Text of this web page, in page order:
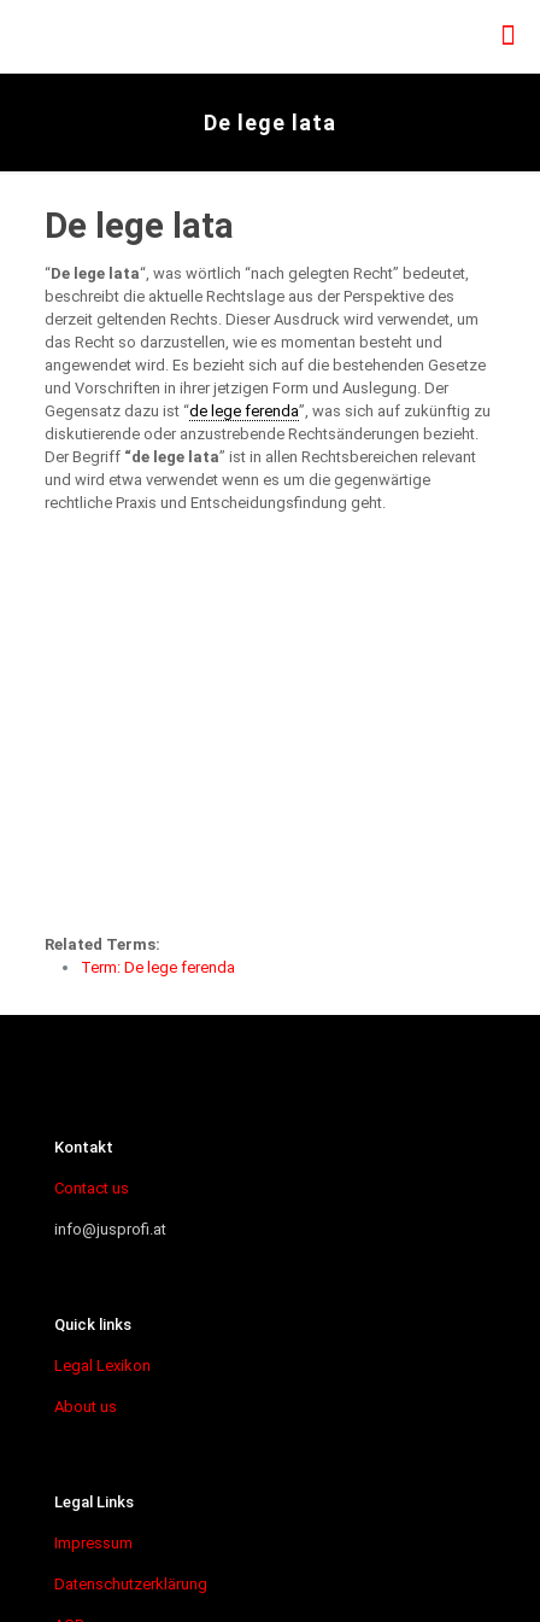
De lege lata
De lege lata
“De lege lata“, was wörtlich “nach gelegten Recht” bedeutet,
beschreibt die aktuelle Rechtslage aus der Perspektive des
derzeit geltenden Rechts. Dieser Ausdruck wird verwendet, um
das Recht so darzustellen, wie es momentan besteht und
angewendet wird. Es bezieht sich auf die bestehenden Gesetze
und Vorschriften in ihrer jetzigen Form und Auslegung. Der
Gegensatz dazu ist “de lege ferenda”, was sich auf zukünftig zu
diskutierende oder anzustrebende Rechtsänderungen bezieht.
Der Begriff “de lege lata” ist in allen Rechtsbereichen relevant
und wird etwa verwendet wenn es um die gegenwärtige
rechtliche Praxis und Entscheidungsfindung geht.
Related Terms:
Term: De lege ferenda
Kontakt
Contact us
info@jusprofi.at
Quick links
Legal Lexikon
About us
Legal Links
Impressum
Datenschutzerklärung